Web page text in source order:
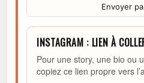
Envoyer
INSTAGRAM : LIEN À
Pour une story, une bio ou
copiez ce lien propre vers